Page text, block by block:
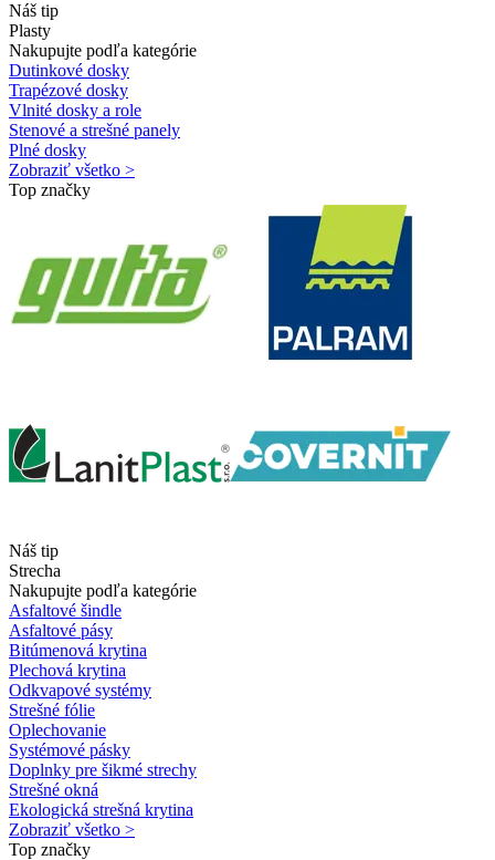
Náš tip
Plasty
Nakupujte podľa kategórie
Dutinkové dosky
Trapézové dosky
Vlnité dosky a role
Stenové a strešné panely
Plné dosky
Zobraziť všetko >
Top značky
Náš tip
Strecha
Nakupujte podľa kategórie
Asfaltové šindle
Asfaltové pásy
Bitúmenová krytina
Plechová krytina
Odkvapové systémy
Strešné fólie
Oplechovanie
Systémové pásky
Doplnky pre šikmé strechy
Strešné okná
Ekologická strešná krytina
Zobraziť všetko >
Top značky